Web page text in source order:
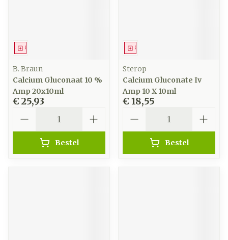
Geneesmiddel
B. Braun
Calcium Gluconaat 10 %
Amp 20x10ml
€ 25,93
Bestel
Geneesmiddel
Sterop
Calcium Gluconate Iv
Amp 10 X 10ml
€ 18,55
Bestel